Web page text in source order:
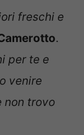
freschi e
.
per te e
venire
non trovo